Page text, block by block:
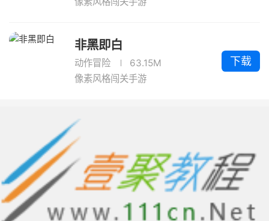
非黑即白
动作冒险
63.15M
像素风格闯关手游
下载